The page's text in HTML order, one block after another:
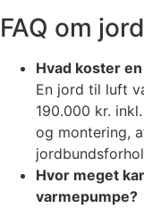
FAQ om
Hvad koster
En jord til luft
190.000 kr.
og montering,
Hvor meget
varmepumpe?